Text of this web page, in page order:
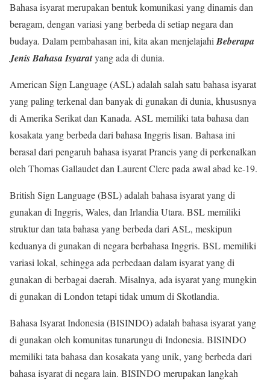
Bahasa isyarat merupakan bentuk komunikasi yang dinamis dan
beragam, dengan variasi yang berbeda di setiap negara dan
budaya. Dalam pembahasan ini, kita akan menjelajahiBeberapa
Jenis Bahasa Isyaratyang ada di dunia.
American Sign Language (ASL) adalah salah satu bahasa isyarat
yang paling terkenal dan banyak di gunakan di dunia, khususnya
di Amerika Serikat dan Kanada. ASL memiliki tata bahasa dan
kosakata yang berbeda dari bahasa Inggris lisan. Bahasa ini
berasal dari pengaruh bahasa isyarat Prancis yang di perkenalkan
oleh Thomas Gallaudet dan Laurent Clerc pada awal abad ke-19.
British Sign Language (BSL) adalah bahasa isyarat yang di
gunakan di Inggris, Wales, dan Irlandia Utara. BSL memiliki
struktur dan tata bahasa yang berbeda dari ASL, meskipun
keduanya di gunakan di negara berbahasa Inggris. BSL memiliki
variasi lokal, sehingga ada perbedaan dalam isyarat yang di
gunakan di berbagai daerah. Misalnya, ada isyarat yang mungkin
di gunakan di London tetapi tidak umum di Skotlandia.
Bahasa Isyarat Indonesia (BISINDO) adalah bahasa isyarat yang
di gunakan oleh komunitas tunarungu di Indonesia. BISINDO
memiliki tata bahasa dan kosakata yang unik, yang berbeda dari
bahasa isyarat di negara lain. BISINDO merupakan langkah